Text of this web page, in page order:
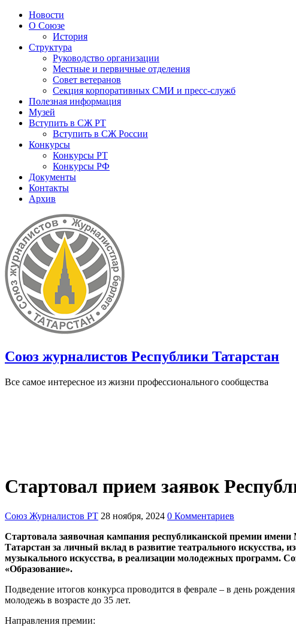
Новости
О Союзе
История
Структура
Руководство организации
Местные и первичные отделения
Совет ветеранов
Секция корпоративных СМИ и пресс-служб
Полезная информация
Музей
Вступить в СЖ РТ
Вступить в СЖ России
Конкурсы
Конкурсы РТ
Конкурсы РФ
Документы
Контакты
Архив
Союз журналистов Республики Татарстан
Все самое интересное из жизни профессионального сообщества
Стартовал прием заявок
Союз Журналистов РТ 28 ноября, 2024 0 Комментариев
Стартовала заявочная кампания республиканской премии
Татарстан за личный вклад в развитие театрального искусства,
музыкального искусства, в реализации молодежных программ.
«Образование».
Подведение итогов конкурса проводится в феврале – в день
молодежь в возрасте до 35 лет.
Направления премии: